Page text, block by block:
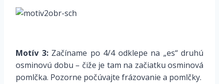
Motív 3:Začíname po 4/4 odklepe na „es“ druhú
osminovú dobu – čiže je tam na začiatku osminová
pomlčka. Pozorne počúvajte frázovanie a pomlčky.